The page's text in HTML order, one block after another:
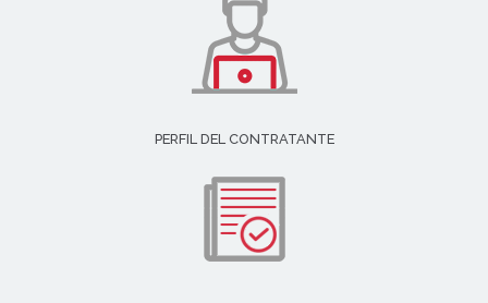
PERFIL DEL CONTRATANTE